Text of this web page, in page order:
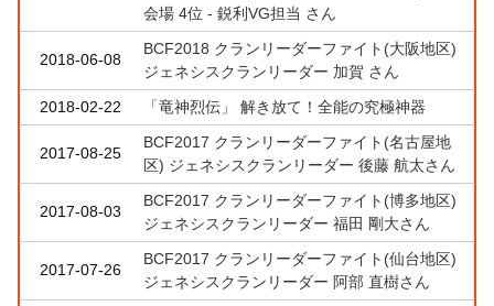
会場 4位 - 鋭利VG担当 さん
2018-06-08
BCF2018 クランリーダーファイト(大阪地区)
ジェネシスクランリーダー 加賀 さん
2018-02-22
「竜神烈伝」 解き放て！全能の究極神器
2017-08-25
BCF2017 クランリーダーファイト(名古屋地
区) ジェネシスクランリーダー 後藤 航太さん
2017-08-03
BCF2017 クランリーダーファイト(博多地区)
ジェネシスクランリーダー 福田 剛大さん
2017-07-26
BCF2017 クランリーダーファイト(仙台地区)
ジェネシスクランリーダー 阿部 直樹さん